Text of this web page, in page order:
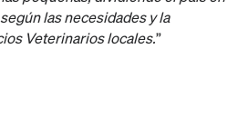
las necesidades y la
Veterinarios locales.”